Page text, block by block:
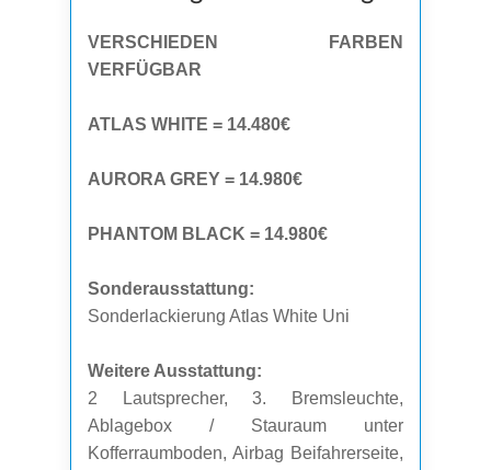
VERSCHIEDEN FARBEN
VERFÜGBAR
ATLAS WHITE = 14.480€
AURORA GREY = 14.980€
PHANTOM BLACK = 14.980€
Sonderausstattung:
Sonderlackierung Atlas White Uni
Weitere Ausstattung:
2 Lautsprecher, 3. Bremsleuchte,
Ablagebox / Stauraum unter
Kofferraumboden, Airbag Beifahrerseite,